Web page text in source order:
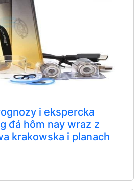
i ekspercka
đá hôm nay wraz z
krakowska i planach